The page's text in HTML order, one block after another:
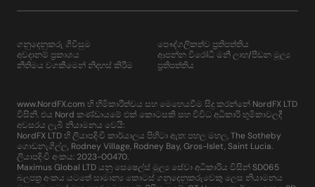
ගනුදෙනුකරු ගිවිසුම
අවදානම් ප්‍රකාශය
නීතිමය වගකීමෙන් නිදහස් කිරීම
පෞද්ගලිකත්ව ප්‍රතිපත්තිය
ආපන්න විරෝධී මනී ලාභ/පීඩන මූල්‍ය
ප්‍රතිපත්තිය
www.NordFX.com හි හිමිකාරීත්වය සහ මෙහෙයවීම සිදු කරන්නේ NordFX LTD
විසිනි. එය Nord කණ්ඩායමේ එක් කොටසකි සහ විවිධ අධිකාරි භූමිකාවලදී
අවසරය ලැබී නියාමනය වෙයි:
NordFX LTD හි ලියාපදිංචි කාර්යාලය පිහිටා ඇත: පහල මහල, The Sotheby
ගොඩනැගිල්ල, Rodney Village, Rodney Bay, Gros-Islet, Saint Lucia.
ලියාපදිංචි අංකය: 2023-00470.
Maximus Global LTD යනු සෙෂෙල්ස් මූල්‍ය සේවා අධිකාරිය විසින් SD065
බලපත්‍ර අංකය යටතේ සාමාන්‍ය කොටස් ගනුදෙනුකරුවෙකු ලෙස නියාමනය